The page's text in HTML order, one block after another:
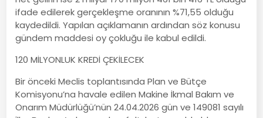
ifade edilerek gerçekleşme oranının %71,55 olduğu
kaydedildi. Yapılan açıklamanın ardından söz konusu
gündem maddesi oy çokluğu ile kabul edildi.
120 MİLYONLUK KREDİ ÇEKİLECEK
Bir önceki Meclis toplantısında Plan ve Bütçe
Komisyonu’na havale edilen Makine İkmal Bakım ve
Onarım Müdürlüğü’nün 24.04.2026 gün ve 149081 sayılı